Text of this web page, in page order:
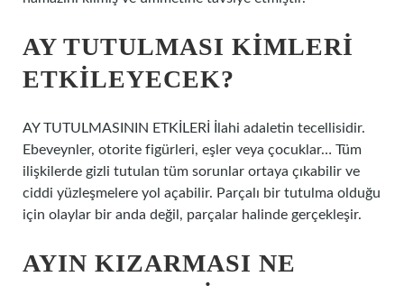
AY TUTULMASI KIMLERI
ETKILEYECEK?
AY TUTULMASININ ETKİLERİ İlahi adaletin tecellisidir.
Ebeveynler, otorite figürleri, eşler veya çocuklar… Tüm
ilişkilerde gizli tutulan tüm sorunlar ortaya çıkabilir ve
ciddi yüzleşmelere yol açabilir. Parçalı bir tutulma olduğu
için olaylar bir anda değil, parçalar halinde gerçekleşir.
AYIN KIZARMASI NE